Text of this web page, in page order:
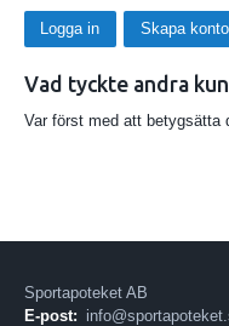
Logga in Skapa konto
Vad tyckte andra
Var först med att betygsätta
Sportapoteket AB
E-post: